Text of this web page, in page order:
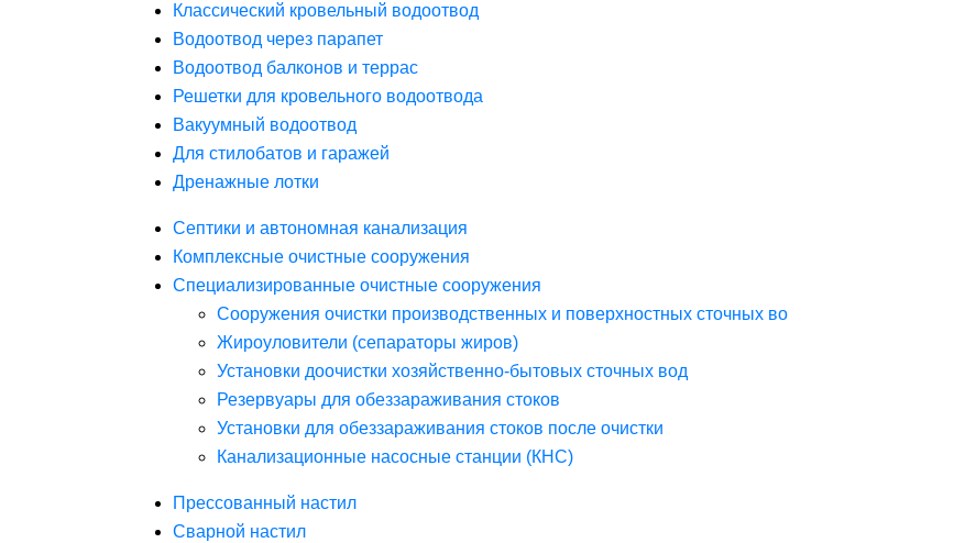
Классический кровельный водоотвод
Водоотвод через парапет
Водоотвод балконов и террас
Решетки для кровельного водоотвода
Вакуумный водоотвод
Для стилобатов и гаражей
Дренажные лотки
Септики и автономная канализация
Комплексные очистные сооружения
Специализированные очистные сооружения
Сооружения очистки производственных и поверхностных сточных во
Жироуловители (сепараторы жиров)
Установки доочистки хозяйственно-бытовых сточных вод
Резервуары для обеззараживания стоков
Установки для обеззараживания стоков после очистки
Канализационные насосные станции (КНС)
Прессованный настил
Сварной настил